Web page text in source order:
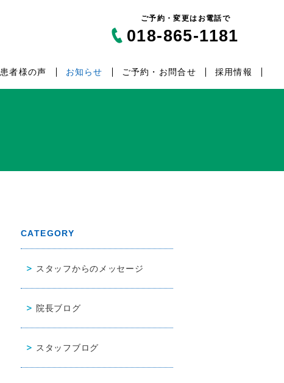
ご予約・変更はお電話で
018-865-1181
患者様の声 お知らせ ご予約・お問合せ 採用情報
CATEGORY
スタッフからのメッセージ
院長ブログ
スタッフブログ